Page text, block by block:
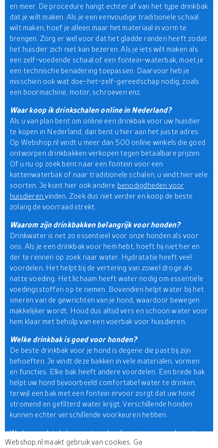
en meer. De procedure hangt echter af van het type drinkbak
dat je wilt maken. Als je een eenvoudige traditionele schaal
wilt maken, hoef je alleen maar het materiaal in vorm te
brengen. Zorg er wel voor dat het gladde randen heeft zodat
het huisdier zich niet kan bezeren. Als je iets wilt maken als
een zelf-voedende schaal of een fontein-waterbak, moet je
een technische benadering toepassen. Daarvoor heb je
misschien ook wat doe-het-zelf-gereedschap nodig, zoals
een boormachine, motor, schroeven enz.
Waar koop ik drinkschalen online in Nederland?
Als u van plan bent om online een drinkbak voor uw huisdier
te kopen in Nederland, dan bent u hier aan het juiste adres.
Op Webshop.nl vindt u meer dan 500 online winkels die goed
ontworpen drinkbakken verkopen tegen betaalbare prijzen.
Of u nu op zoek bent naar een fontein voor een
kattenwaterbak of naar traditionele schalen, u vindt hier vele
soorten. Je kunt hier ook andere benodigdheden voor
huisdierenvinden. Zoek dus niet verder en koop de beste
zolang de voorraad strekt.
Waarom zijn drinkbakken belangrijk voor honden?
Drinkwater is net zo essentieel voor onze honden als voor
ons. Als je een drinkbak voor hem hebt, hoeft hij niet her en
der te rennen op zoek naar water. Hydratatie heeft veel
voordelen. Het helpt bij de vertering van zowel droge als
natte voeding. Het lichaam heeft water nodig om essentiële
voedingsstoffen op te nemen. Bovendien helpt water bij het
smeren van de gewrichten van je hond, waardoor bewegen
makkelijker wordt. Houd dus altijd vers en schoon water voor
hem klaar met behulp van een voerbak voor huisdieren.
Welke drinkbak is goed voor honden?
De beste drinkbak voor je hond is degene die past bij zijn
behoeften. Je vindt deze bakken in vele materialen, vormen
en functies. Elke bak heeft andere voordelen. Een brede bak
helpt uw hond bijvoorbeeld comfortabel water te drinken,
terwijl een bak met een fontein ervoor zorgt dat uw hond
stromend en gefilterd water krijgt. Verschillende honden
kunnen echter verschillende voorkeuren hebben.
We hopen dat de bovenstaande informatie u naar de juiste
productkeuze leidt. Als je je afvraagt waar je moet beginnen,
Webshop.nl maakt gebruik van cookies. Ga